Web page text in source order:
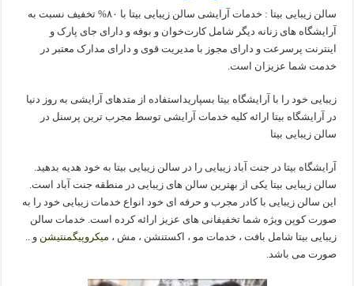
سالن زیبایی بیتا : خدمات آرایشی سالن زیبایی بیتا با ۸۰% تخفیف نسبت به
آرایشگاه های زنانه دیگر شامل کارت‌خوان و بوفه و دارای جای پارک و
اینترنت پرسرعت و دارای مجوز با مدیریت قوی و دارای مدارک معتبر در
خدمت شما عزیزان است.
زیبایی خود را با آرایشگاه بیتا بسپاریداستفاده از متدهای آرایشی به روز دنیا
در آرایشگاه بیتا ارائه کلیه خدمات آرایشی توسط مجرب ترین پرسنل در
سالن زیبایی بیتا
آرایشگاه بیتا در جنت آباد زیبایی را در سالن زیبایی بیتا به خود هدیه بدهید.
سالن زیبایی بیتا یکی از بهترین سالن های زیبایی در منطقه جنت آباد است.
این سالن زیبایی با کادر مجرب و حرفه ای خود انواع خدمات زیبایی خود را به
صورت کوپن ویژه شما تخفیفانی های عزیز ارائه کرده است. خدمات سالن
زیبایی بیتا شامل بافت ، خدمات مو ، اکستنشن ، مش ، میکروپیگمنتیشن و ..
صورت می باشد.